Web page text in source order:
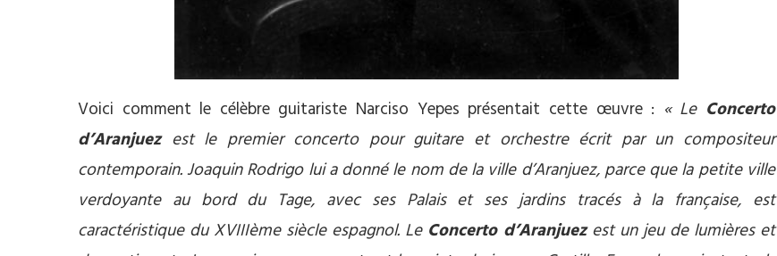
Voici comment le célèbre guitariste Narciso Yepes présentait cette œuvre : « Le Concerto
d’Aranjuezest le premier concerto pour guitare et orchestre écrit par un compositeur
contemporain. Joaquin Rodrigo lui a donné le nom de la ville d’Aranjuez, parce que la petite ville
verdoyante au bord du Tage, avec ses Palais et ses jardins tracés à la française, est
caractéristique du XVIIIème siècle espagnol. Le Concerto d’Aranjuezest un jeu de lumières et